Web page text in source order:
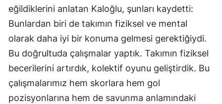
Mersin
İstanbul
İzmir
Kars
Kastamonu
eğildiklerini anlatan Kaloğlu, şunları kaydetti:
Bunlardan biri de takımın fiziksel ve mental
olarak daha iyi bir konuma gelmesi gerektiğiydi.
Bu doğrultuda çalışmalar yaptık. Takımın fiziksel
becerilerini artırdık, kolektif oyunu geliştirdik. Bu
çalışmalarımız hem skorlara hem gol
pozisyonlarına hem de savunma anlamındaki